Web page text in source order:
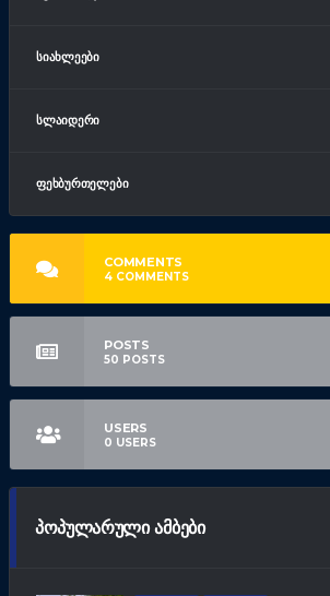
ᲡᲘᲐᲮᲚᲔᲔᲑᲘ
ᲡᲚᲐᲘᲓᲔᲠᲘ
ᲤᲔᲮᲑᲣᲠᲗᲔᲚᲔᲑᲘ
COMMENTS
4 COMMENTS
POSTS
50 POSTS
USERS
0 USERS
ᲞᲝᲞᲣᲚᲐᲠᲣᲚᲘ ᲐᲛᲑᲔᲑᲘ